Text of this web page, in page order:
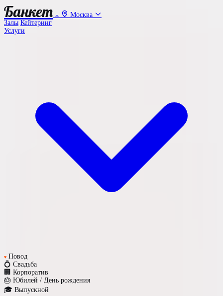
Банкет .ru
Москва
Залы Кейтеринг
Услуги
♥ Повод
💍 Свадьба
🏢 Корпоратив
🎂 Юбилей / День рождения
🎓 Выпускной